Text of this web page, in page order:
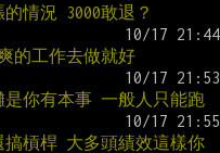
情況 3000敢退？
的工作去做就好
你有本事 一般人只能跑
搞槓桿 大多頭績效這樣你